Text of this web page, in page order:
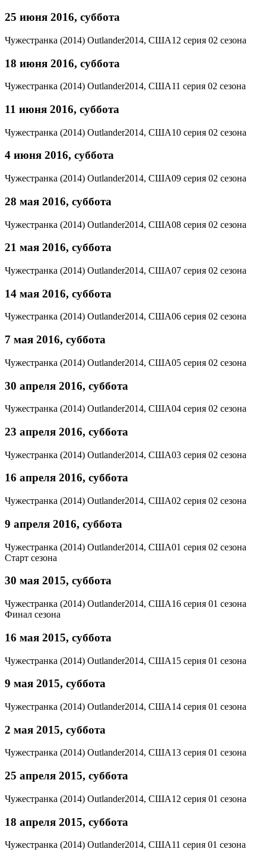
25 июня 2016, суббота
Чужестранка (2014) Outlander2014, США12 серия 02 сезона
18 июня 2016, суббота
Чужестранка (2014) Outlander2014, США11 серия 02 сезона
11 июня 2016, суббота
Чужестранка (2014) Outlander2014, США10 серия 02 сезона
4 июня 2016, суббота
Чужестранка (2014) Outlander2014, США09 серия 02 сезона
28 мая 2016, суббота
Чужестранка (2014) Outlander2014, США08 серия 02 сезона
21 мая 2016, суббота
Чужестранка (2014) Outlander2014, США07 серия 02 сезона
14 мая 2016, суббота
Чужестранка (2014) Outlander2014, США06 серия 02 сезона
7 мая 2016, суббота
Чужестранка (2014) Outlander2014, США05 серия 02 сезона
30 апреля 2016, суббота
Чужестранка (2014) Outlander2014, США04 серия 02 сезона
23 апреля 2016, суббота
Чужестранка (2014) Outlander2014, США03 серия 02 сезона
16 апреля 2016, суббота
Чужестранка (2014) Outlander2014, США02 серия 02 сезона
9 апреля 2016, суббота
Чужестранка (2014) Outlander2014, США01 серия 02 сезона
Старт сезона
30 мая 2015, суббота
Чужестранка (2014) Outlander2014, США16 серия 01 сезона
Финал сезона
16 мая 2015, суббота
Чужестранка (2014) Outlander2014, США15 серия 01 сезона
9 мая 2015, суббота
Чужестранка (2014) Outlander2014, США14 серия 01 сезона
2 мая 2015, суббота
Чужестранка (2014) Outlander2014, США13 серия 01 сезона
25 апреля 2015, суббота
Чужестранка (2014) Outlander2014, США12 серия 01 сезона
18 апреля 2015, суббота
Чужестранка (2014) Outlander2014, США11 серия 01 сезона